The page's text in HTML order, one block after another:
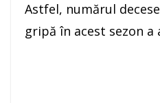
Astfel, numărul
gripă în acest sezon a